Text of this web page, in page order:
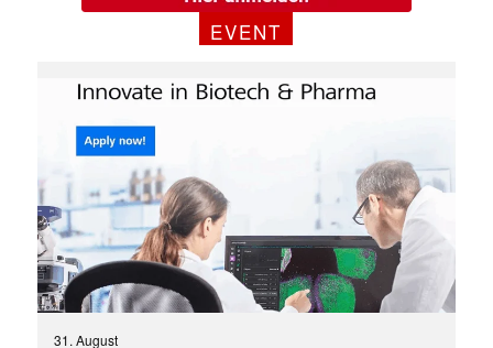
Mit dem |transkript-Newsletter
jede Woche aktuell informiert.
E-
EVENT
31. August